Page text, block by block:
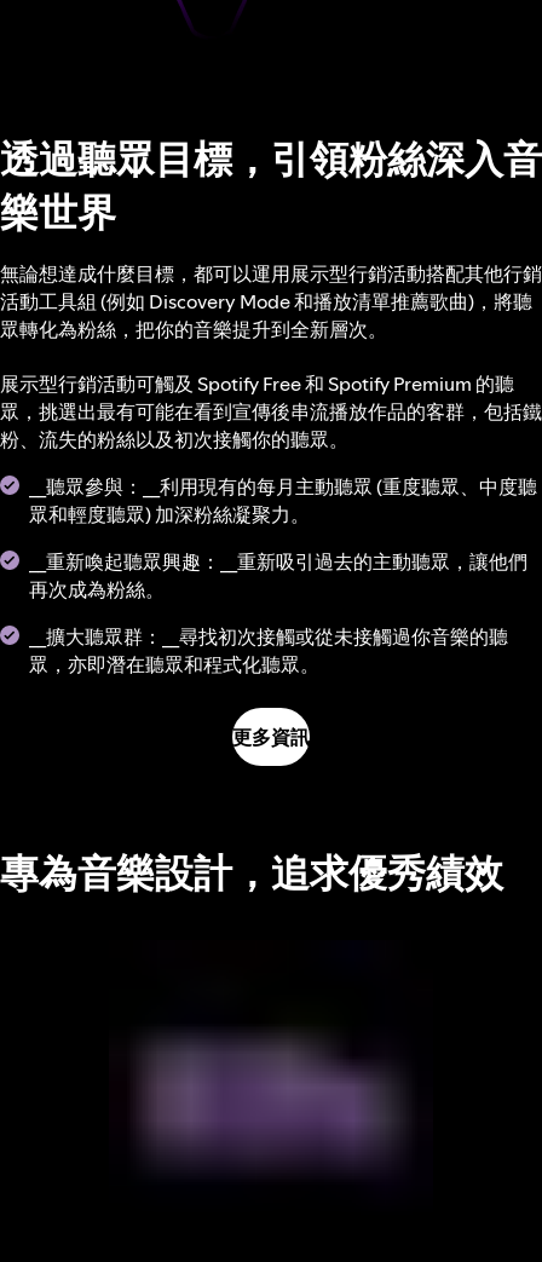
透過聽眾目標，引領粉絲深入音
樂世界
無論想達成什麼目標，都可以運用展示型行銷活動搭配其他行銷
活動工具組 (例如 Discovery Mode 和播放清單推薦歌曲)，將聽
眾轉化為粉絲，把你的音樂提升到全新層次。
展示型行銷活動可觸及 Spotify Free 和 Spotify Premium 的聽
眾，挑選出最有可能在看到宣傳後串流播放作品的客群，包括鐵
粉、流失的粉絲以及初次接觸你的聽眾。
__聽眾參與：__利用現有的每月主動聽眾 (重度聽眾、中度聽
眾和輕度聽眾) 加深粉絲凝聚力。
__重新喚起聽眾興趣：__重新吸引過去的主動聽眾，讓他們
再次成為粉絲。
__擴大聽眾群：__尋找初次接觸或從未接觸過你音樂的聽
眾，亦即潛在聽眾和程式化聽眾。
更多資訊
專為音樂設計，追求優秀績效